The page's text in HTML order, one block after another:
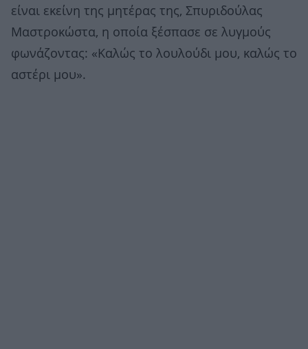
είναι εκείνη της μητέρας της, Σπυριδούλας
Μαστροκώστα, η οποία ξέσπασε σε λυγμούς
φωνάζοντας: «Καλώς το λουλούδι μου, καλώς το
αστέρι μου».